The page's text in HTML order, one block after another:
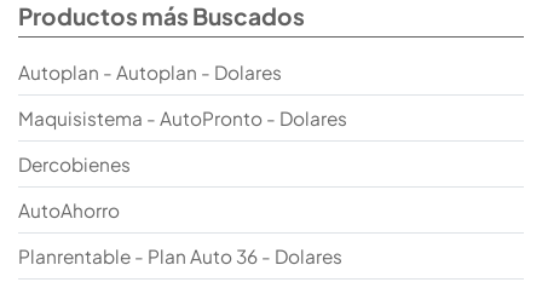
Productos más Buscados
Autoplan - Autoplan - Dolares
Maquisistema - AutoPronto - Dolares
Dercobienes
AutoAhorro
Planrentable - Plan Auto 36 - Dolares